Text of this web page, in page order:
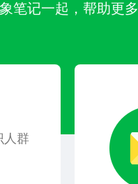
笔记一起，帮助更
人群